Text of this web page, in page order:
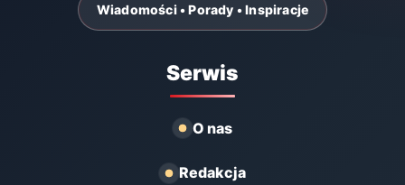
Wiadomości • Porady • Inspiracje
Serwis
O nas
Redakcja